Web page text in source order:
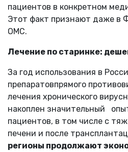
пациентов в конкретном
Этот факт признают даже в
ОМС.
Лечение по старинке:
За год использования в
препаратовпрямого
лечения хронического
накоплен значительный
пациентов, в том числе с
печени и после
регионы продолжают